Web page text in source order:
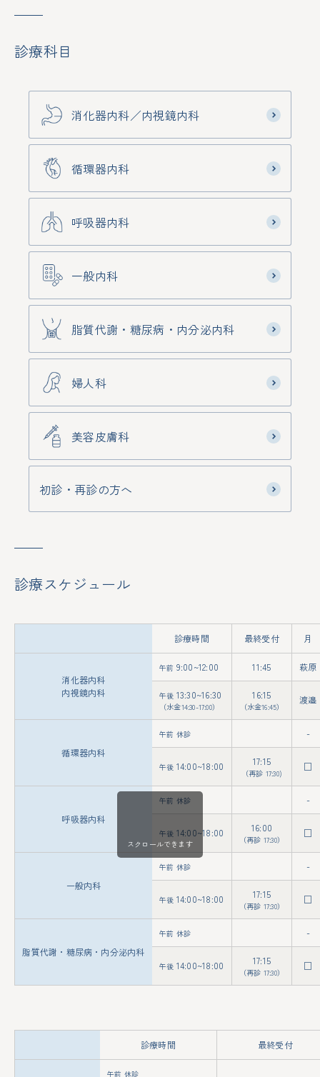
診療科目
消化器内科／内視鏡内科
循環器内科
呼吸器内科
一般内科
脂質代謝・糖尿病・内分泌内科
婦人科
美容皮膚科
初診・再診の方へ
診療スケジュール
診療時間 最終受付 月
消化器内科
内視鏡内科
午前 9:00~12:00 11:45 萩原
午後 13:30~16:30
（水金14:30-17:00）
16:15
（水金16:45）
渡邉
循環器内科
午前 休診 -
午後 14:00~18:00 17:15
（再診 17:30)
□
呼吸器内科
午前 休診 -
午後 14:00~18:00 16:00
（再診 17:30）
□
一般内科
午前 休診 -
午後 14:00~18:00 17:15
（再診 17:30）
□
脂質代謝・糖尿病・内分泌内科
午前 休診 -
午後 14:00~18:00 17:15
（再診 17:30）
□
スクロールできます
診療時間 最終受付
午前 休診